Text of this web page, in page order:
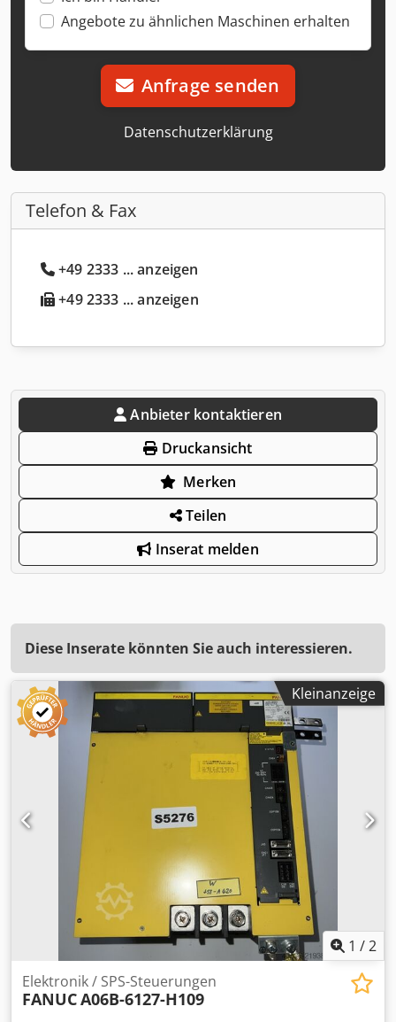
Angebote zu ähnlichen Maschinen erhalten
Anfrage senden
Datenschutzerklärung
Telefon & Fax
+49 2333 ... anzeigen
+49 2333 ... anzeigen
Anbieter kontaktieren
Druckansicht
Merken
Teilen
Inserat melden
Diese Inserate könnten Sie auch interessieren.
Kleinanzeige
1 /2
Elektronik / SPS-Steuerungen
FANUCA06B-6127-H109